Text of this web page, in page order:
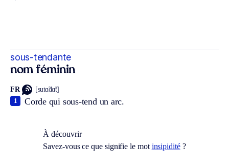
sous-tendante
nom féminin
FR [sutɑ̃dɑ̃t]
Corde qui sous-tend un arc.
1
À découvrir
Savez-vous ce que signifie le mot insipidité?